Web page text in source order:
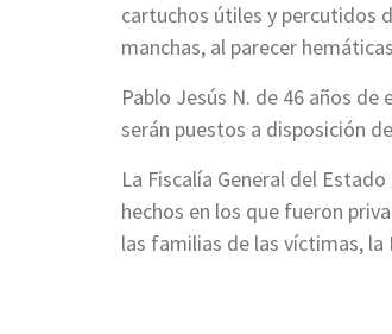
cartuchos útiles y percutidos
manchas, al parecer
Pablo Jesús N. de 46 años de
serán puestos a disposición
La Fiscalía General del
hechos en los que fueron
las familias de las víctimas,